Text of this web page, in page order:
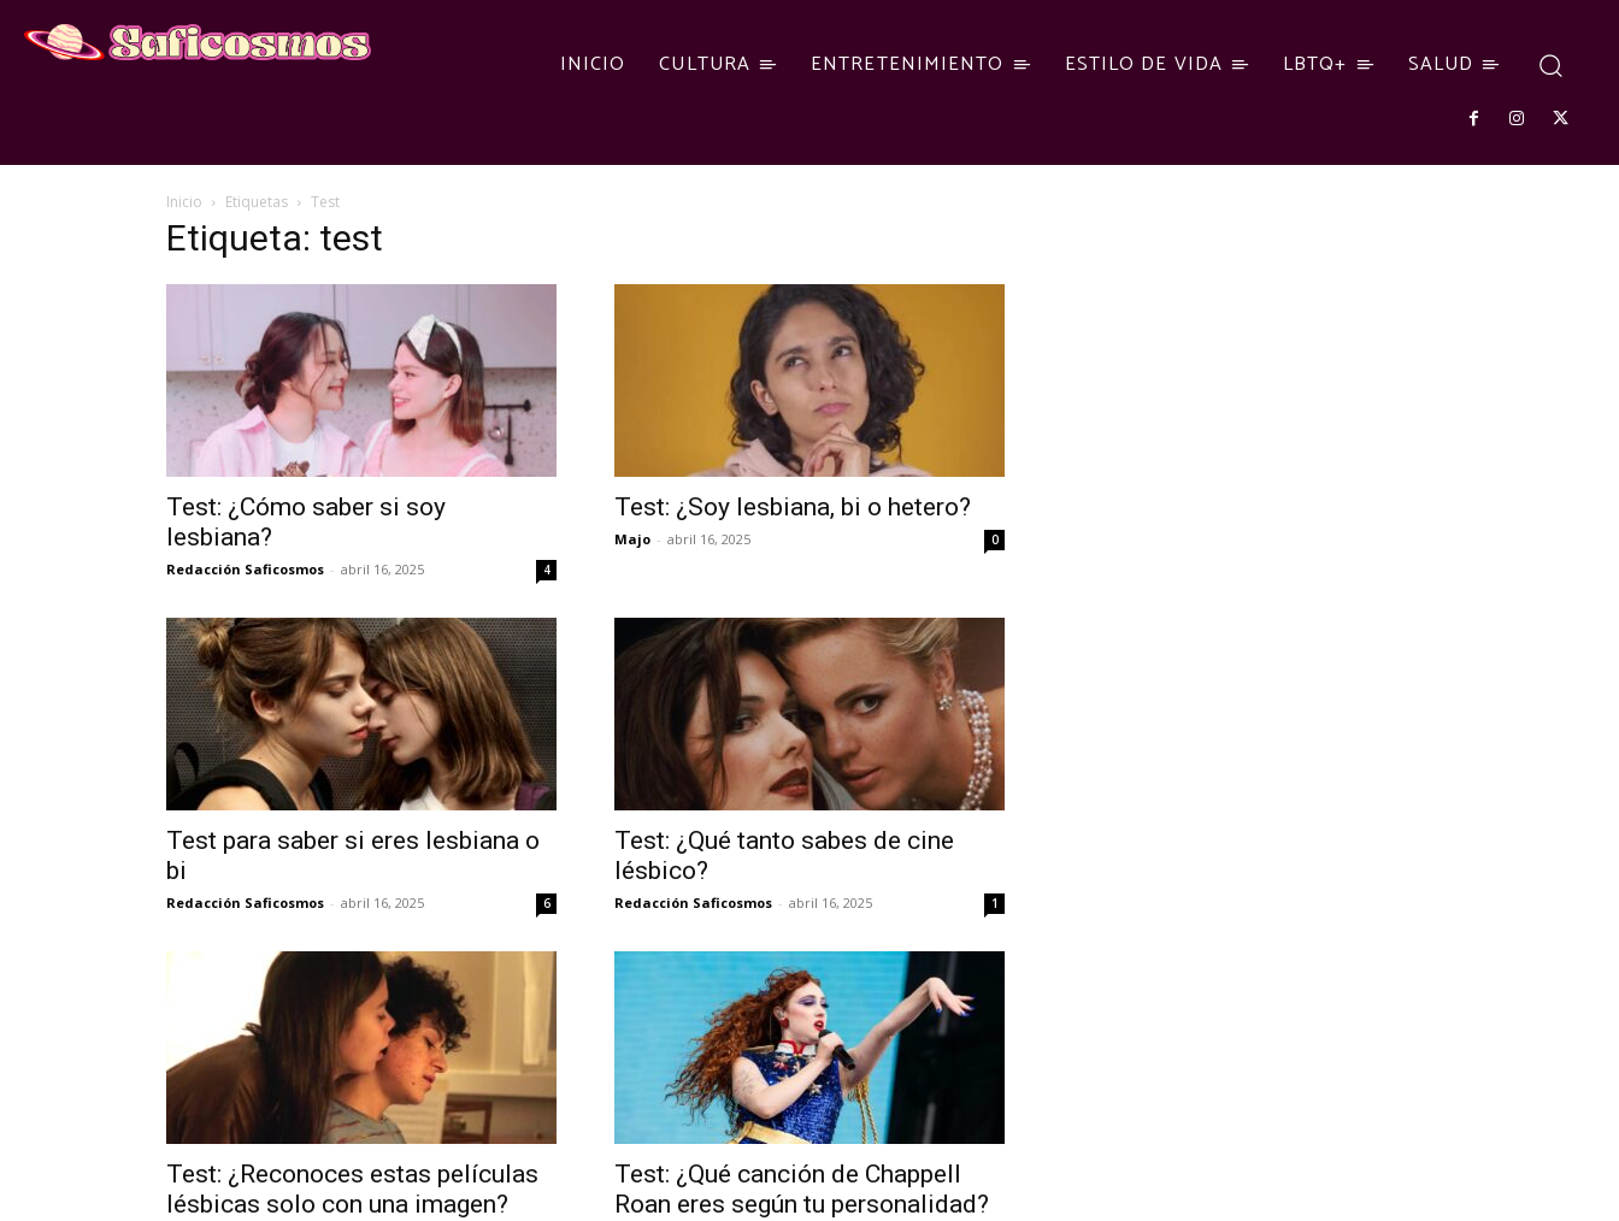
INICIO CULTURA ENTRETENIMIENTO ESTILO DE VIDA LBTQ+ SALUD
Inicio Etiquetas Test
Etiqueta: test
Test: ¿Cómo saber si soy
lesbiana?
Redacción Saficosmos - abril 16, 2025 4
Test: ¿Soy lesbiana, bi o hetero?
Majo - abril 16, 2025 0
Test para saber si eres lesbiana o
bi
Redacción Saficosmos - abril 16, 2025 6
Test: ¿Qué tanto sabes de cine
lésbico?
Redacción Saficosmos - abril 16, 2025 1
Test: ¿Reconoces estas películas
lésbicas solo con una imagen?
Test: ¿Qué canción de Chappell
Roan eres según tu personalidad?